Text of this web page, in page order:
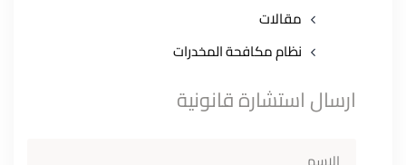
مقالات
نظام مكافحة المخدرات
ارسال استشارة قانونية